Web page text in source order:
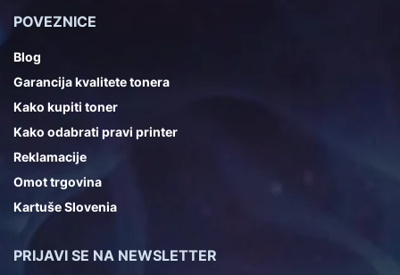
POVEZNICE
Blog
Garancija kvalitete tonera
Kako kupiti toner
Kako odabrati pravi printer
Reklamacije
Omot trgovina
Kartuše Slovenia
PRIJAVI SE NA NEWSLETTER